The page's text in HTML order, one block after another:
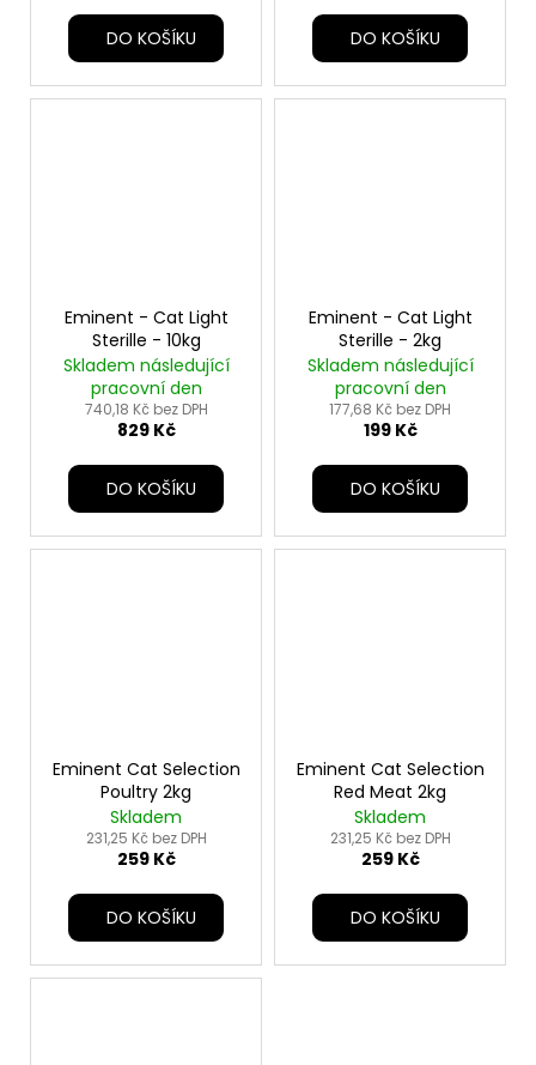
DO KOŠÍKU DO KOŠÍKU
Eminent - Cat Light
Sterille - 10kg
Skladem následující
pracovní den
740,18 Kč bez DPH
829 Kč
DO KOŠÍKU
Eminent - Cat Light
Sterille - 2kg
Skladem následující
pracovní den
177,68 Kč bez DPH
199 Kč
DO KOŠÍKU
Eminent Cat Selection
Poultry 2kg
Skladem
231,25 Kč bez DPH
259 Kč
DO KOŠÍKU
Eminent Cat Selection
Red Meat 2kg
Skladem
231,25 Kč bez DPH
259 Kč
DO KOŠÍKU